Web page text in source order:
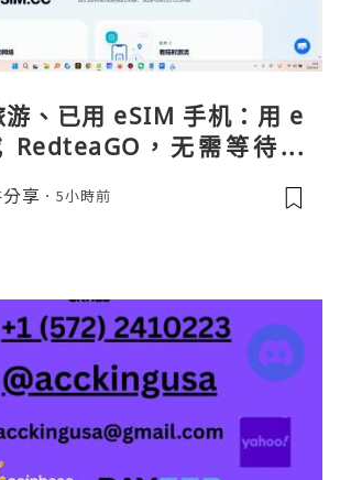
、已用 eSIM 手机：用 e
RedteaGO，无需等待收
地号码 + 通话短信”（如
、客户联络）：优先 Redt
享 5小時前